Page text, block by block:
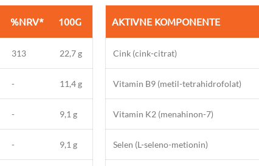
%NRV* 100G
313 22,7 g
- 11,4 g
- 9,1 g
- 9,1 g
AKTIVNE KOMPONENTE
Cink (cink-citrat)
Vitamin B9 (metil-tetrahidrofolat)
Vitamin K2 (menahinon-7)
Selen (L-seleno-metionin)